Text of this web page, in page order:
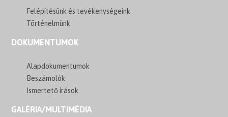
Felépítésünk és tevékenységeink
Történelmünk
DOKUMENTUMOK
Alapdokumentumok
Beszámolók
Ismertető írások
GALÉRIA/MULTIMÉDIA